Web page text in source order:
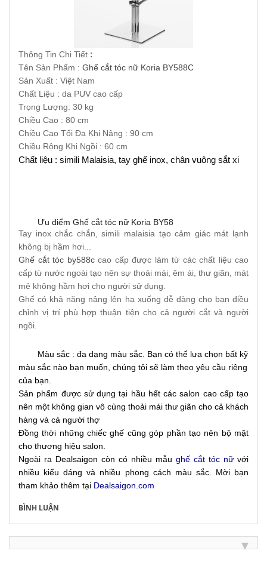
Thông Tin Chi Tiết :
Tên Sản Phẩm : Ghế cắt tóc nữ Koria BY588C
Sản Xuất : Việt Nam
Chất Liệu : da PUV cao cấp
Trọng Lượng: 30 kg
Chiều Cao : 80 cm
Chiều Cao Tối Đa Khi Nâng : 90 cm
Chiều Rộng Khi Ngồi : 60 cm
Chất liệu : simili Malaisia, tay ghế inox, chân vuông sắt xi
Ưu điểm Ghế cắt tóc nữ Koria BY58
Tay inox chắc chắn, simili malaisia tạo cảm giác mát lạnh
không bị hầm hơi...
Ghế cắt tóc by588c cao cấp được làm từ các chất liệu cao
cấp từ nước ngoài tạo nên sự thoải mái, êm ái, thư giãn, mát
mẻ không hầm hơi cho người sử dụng.
Ghế có khả năng nâng lên hạ xuống dễ dàng cho bạn điều
chỉnh vị trí phù hợp thuận tiện cho cả người cắt và người
ngồi.
Màu sắc : đa dạng màu sắc. Bạn có thể lựa chọn bất kỹ
màu sắc nào bạn muốn, chúng tôi sẽ làm theo yêu cầu riêng
của bạn.
Sản phẩm được sử dụng tại hầu hết các salon cao cấp tạo
nên một không gian vô cùng thoải mái thư giãn cho cả khách
hàng và cả người thợ
Đồng thời những chiếc ghế cũng góp phần tạo nên bộ mặt
cho thương hiệu salon.
Ngoài ra Dealsaigon còn có nhiều mẫu ghế cắt tóc nữ với
nhiều kiểu dáng và nhiều phong cách màu sắc. Mời bạn
tham khảo thêm tại Dealsaigon.com
BÌNH LUẬN